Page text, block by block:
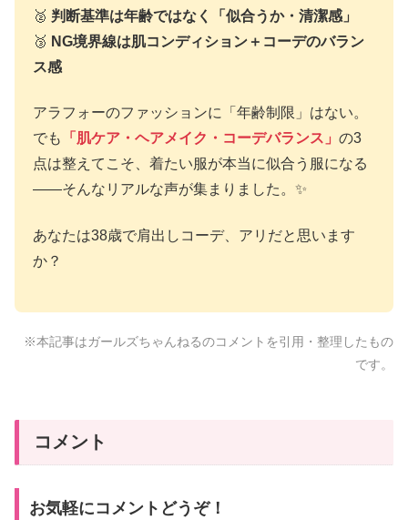
🥈 判断基準は年齢ではなく「似合うか・清潔感」
🥉 NG境界線は肌コンディション＋コーデのバラン
ス感
アラフォーのファッションに「年齢制限」はない。
でも
「肌ケア・ヘアメイク・コーデバランス」 の3
点は整えてこそ、着たい服が本当に似合う服になる
——そんなリアルな声が集まりました。✨
あなたは38歳で肩出しコーデ、アリだと思います
か？
※本記事はガールズちゃんねるのコメントを引用・整理したもの
です。
コメント
お気軽にコメントどうぞ！